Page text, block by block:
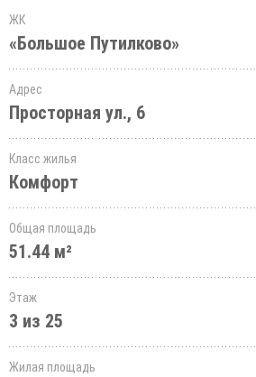
ЖК
«Большое Путилково»
Адрес
Просторная ул., 6
Класс жилья
Комфорт
Общая площадь
51.44 м²
Этаж
3 из 25
Жилая площадь